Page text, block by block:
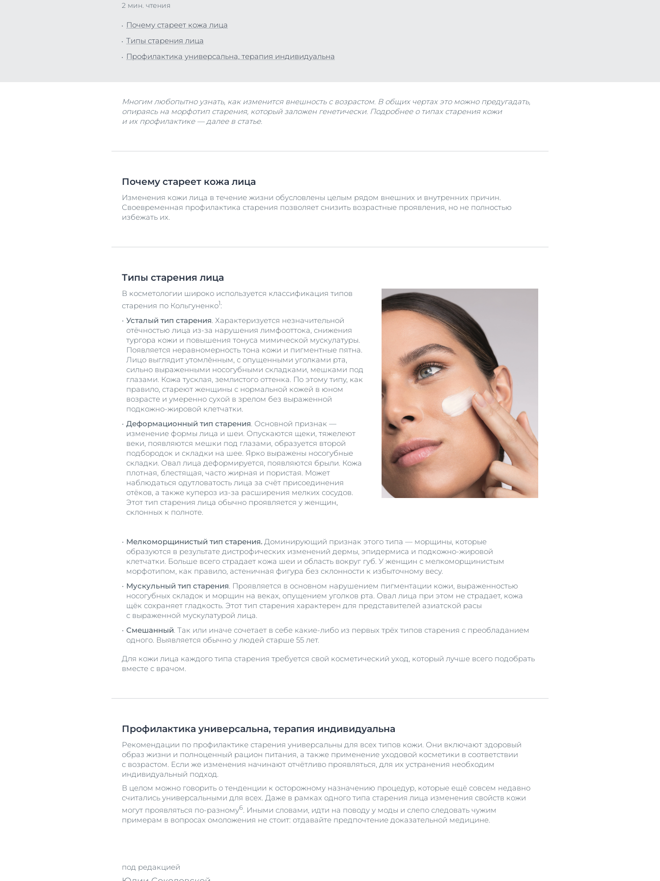
Уход за кожей головы и волосами
2 мин. чтения
Почему стареет кожа лица
Типы старения лица
Профилактика универсальна, терапия индивидуальна
Многим любопытно узнать, как изменится внешность с возрастом. В общих чертах это можно предугадать,
опираясь на морфотип старения, который заложен генетически. Подробнее о типах старения кожи
и их профилактике — далее в статье.
Почему стареет кожа лица
Изменения кожи лица в течение жизни обусловлены целым рядом внешних и внутренних причин.
Своевременная профилактика старения позволяет снизить возрастные проявления, но не полностью
избежать их.
Типы старения лица
В косметологии широко используется классификация типов
старения по Кольгуненко1:
Усталый тип старения. Характеризуется незначительной
отёчностью лица из-за нарушения лимфооттока, снижения
тургора кожи и повышения тонуса мимической мускулатуры.
Появляется неравномерность тона кожи и пигментные пятна.
Лицо выглядит утомлённым, с опущенными уголками рта,
сильно выраженными носогубными складками, мешками под
глазами. Кожа тусклая, землистого оттенка. По этому типу, как
правило, стареют женщины с нормальной кожей в юном
возрасте и умеренно сухой в зрелом без выраженной
подкожно-жировой клетчатки.
Деформационный тип старения. Основной признак —
изменение формы лица и шеи. Опускаются щеки, тяжелеют
веки, появляются мешки под глазами, образуется второй
подбородок и складки на шее. Ярко выражены носогубные
складки. Овал лица деформируется, появляются брыли. Кожа
плотная, блестящая, часто жирная и пористая. Может
наблюдаться одутловатость лица за счёт присоединения
отёков, а также купероз из-за расширения мелких сосудов.
Этот тип старения лица обычно проявляется у женщин,
склонных к полноте.
Мелкоморщинистый тип старения. Доминирующий признак этого типа — морщины, которые
образуются в результате дистрофических изменений дермы, эпидермиса и подкожно-жировой
клетчатки. Больше всего страдает кожа шеи и область вокруг губ. У женщин с мелкоморщинистым
морфотипом, как правило, астеничная фигура без склонности к избыточному весу.
Мускульный тип старения. Проявляется в основном нарушением пигментации кожи, выраженностью
носогубных складок и морщин на веках, опущением уголков рта. Овал лица при этом не страдает, кожа
щёк сохраняет гладкость. Этот тип старения характерен для представителей азиатской расы
с выраженной мускулатурой лица.
Смешанный. Так или иначе сочетает в себе какие-либо из первых трёх типов старения с преобладанием
одного. Выявляется обычно у людей старше 55 лет.
Для кожи лица каждого типа старения требуется свой косметический уход, который лучше всего подобрать
вместе с врачом.
Профилактика универсальна, терапия индивидуальна
Рекомендации по профилактике старения универсальны для всех типов кожи. Они включают здоровый
образ жизни и полноценный рацион питания, а также применение уходовой косметики в соответствии
с возрастом. Если же изменения начинают отчётливо проявляться, для их устранения необходим
индивидуальный подход.
В целом можно говорить о тенденции к осторожному назначению процедур, которые ещё совсем недавно
считались универсальными для всех. Даже в рамках одного типа старения лица изменения свойств кожи
могут проявляться по-разному6. Иными словами, идти на поводу у моды и слепо следовать чужим
примерам в вопросах омоложения не стоит: отдавайте предпочтение доказательной медицине.
под редакцией